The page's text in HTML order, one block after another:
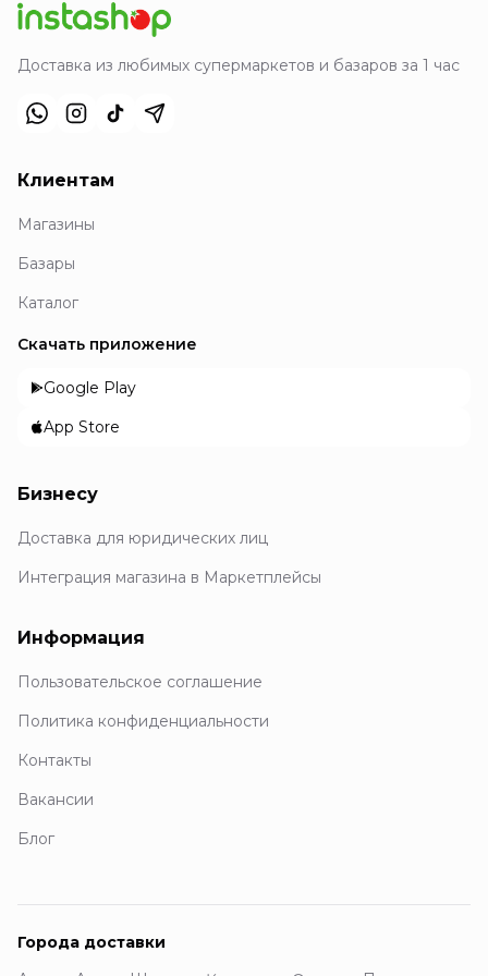
Доставка из любимых супермаркетов и базаров за 1 час
Клиентам
Магазины
Базары
Каталог
Скачать приложение
Google Play
App Store
Бизнесу
Доставка для юридических лиц
Интеграция магазина в Маркетплейсы
Информация
Пользовательское соглашение
Политика конфиденциальности
Контакты
Вакансии
Блог
Города доставки